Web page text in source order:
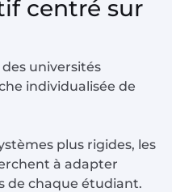
centré sur
des universités
individualisée de
plus rigides, les
à adapter
de chaque étudiant.